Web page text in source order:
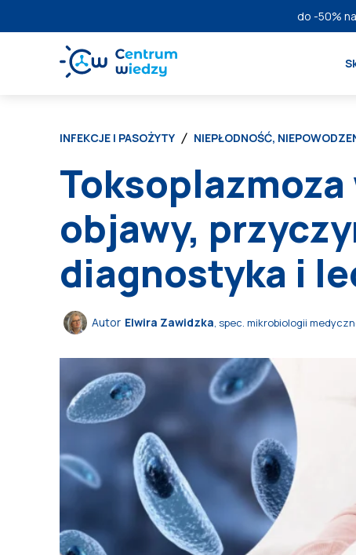
do -50%
INFEKCJE I PASOŻYTY NIEPŁODNOŚĆ,
Toksoplazmoza
objawy,
diagnostyka i
Autor Elwira Zawidzka, spec. mikrobiologii